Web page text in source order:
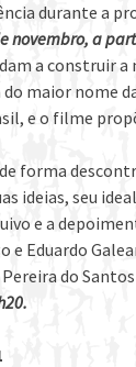
durante a
novembro, a
a construir
maior nome
e o filme
forma
ideias, seu
e a
e Eduardo
do